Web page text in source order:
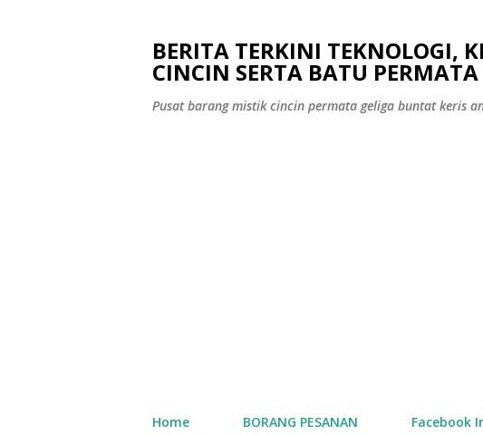
BERITA TERKINI TEKNOLOGI,
CINCIN SERTA BATU PERMATA
Pusat barang mistik cincin permata geliga buntat keris
Home BORANG PESANAN Facebook